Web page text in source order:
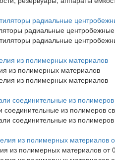
радиальные
из полимерных материалов
соединительные из полимеров
из полимерных материалов от